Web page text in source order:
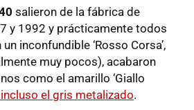
salieron de la fábrica de
y 1992 y prácticamente todos
inconfundible ‘Rosso Corsa’,
muy pocos), acabaron
como el amarillo ‘Giallo
el gris metalizado.